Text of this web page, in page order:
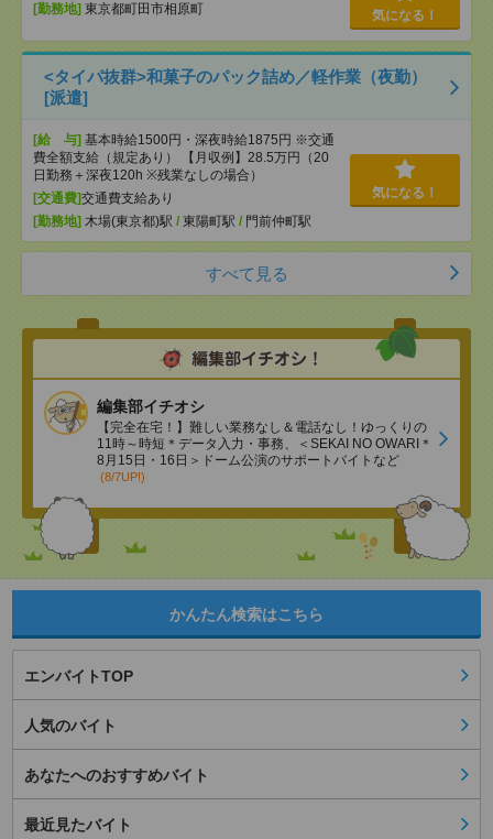
[勤務地] 東京都町田市相原町 気になる！
<タイパ抜群>和菓子のパック詰め／軽作業（夜勤）
[派遣]
[給 与] 基本時給1500円・深夜時給1875円 ※交通
費全額支給（規定あり） 【月収例】28.5万円（20
日勤務＋深夜120h ※残業なしの場合）
[交通費]交通費支給あり
[勤務地] 木場(東京都)駅 / 東陽町駅 / 門前仲町駅
気になる！
すべて見る
編集部イチオシ
【完全在宅！】難しい業務なし＆電話なし！ゆっくりの
11時～時短＊データ入力・事務、＜SEKAI NO OWARI＊
8月15日・16日＞ドーム公演のサポートバイトなど
(8/7UP!)
かんたん検索はこちら
エンバイトTOP
人気のバイト
あなたへのおすすめバイト
最近見たバイト